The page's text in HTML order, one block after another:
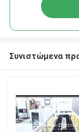
Συνιστώμενα